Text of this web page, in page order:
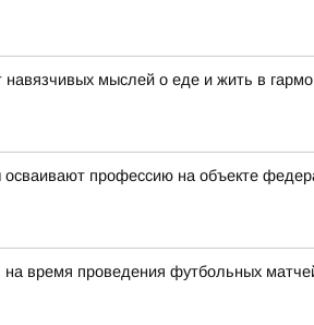
навязчивых мыслей о еде и жить в
осваивают профессию на объекте
на время проведения футбольных